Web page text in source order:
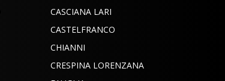
CASCIANA LARI
CASTELFRANCO
CHIANNI
CRESPINA LORENZANA